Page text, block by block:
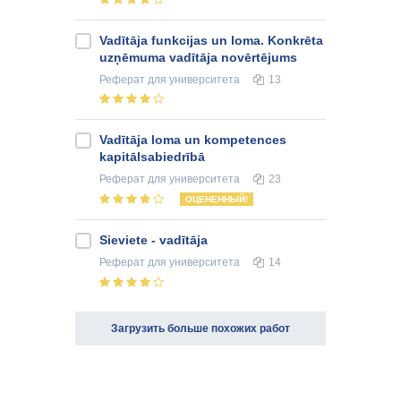
Vadītāja funkcijas un loma. Konkrēta
uzņēmuma vadītāja novērtējums
Реферат для университета 13
Vadītāja loma un kompetences
kapitālsabiedrībā
Реферат для университета 23
ОЦЕНЕННЫЙ!
Sieviete - vadītāja
Реферат для университета 14
Загрузить больше похожих работ